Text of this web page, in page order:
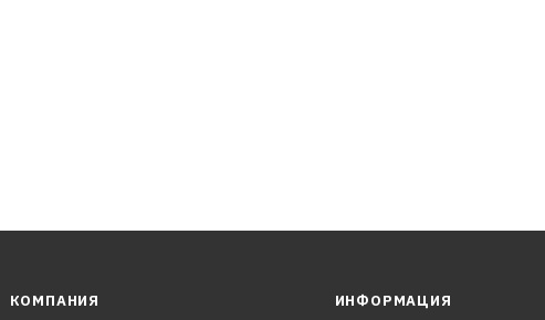
КОМПАНИЯ ИНФОРМАЦИЯ